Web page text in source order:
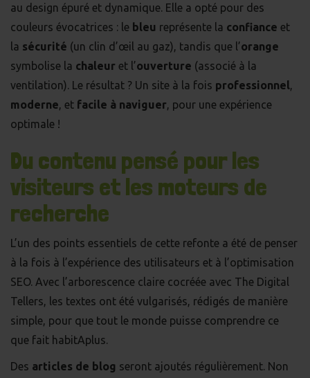
au design épuré et dynamique. Elle a opté pour des
couleurs évocatrices : le bleu représente la confiance et
la sécurité (un clin d’œil au gaz), tandis que l’orange
symbolise la chaleur et l’ouverture (associé à la
ventilation). Le résultat ? Un site à la fois professionnel,
moderne, et facile à naviguer, pour une expérience
optimale !
Du contenu pensé pour les
visiteurs et les moteurs de
recherche
L’un des points essentiels de cette refonte a été de penser
à la fois à l’expérience des utilisateurs et à l’optimisation
SEO. Avec l’arborescence claire cocréée avec The Digital
Tellers, les textes ont été vulgarisés, rédigés de manière
simple, pour que tout le monde puisse comprendre ce
que fait habitAplus.
Des articles de blog seront ajoutés régulièrement. Non